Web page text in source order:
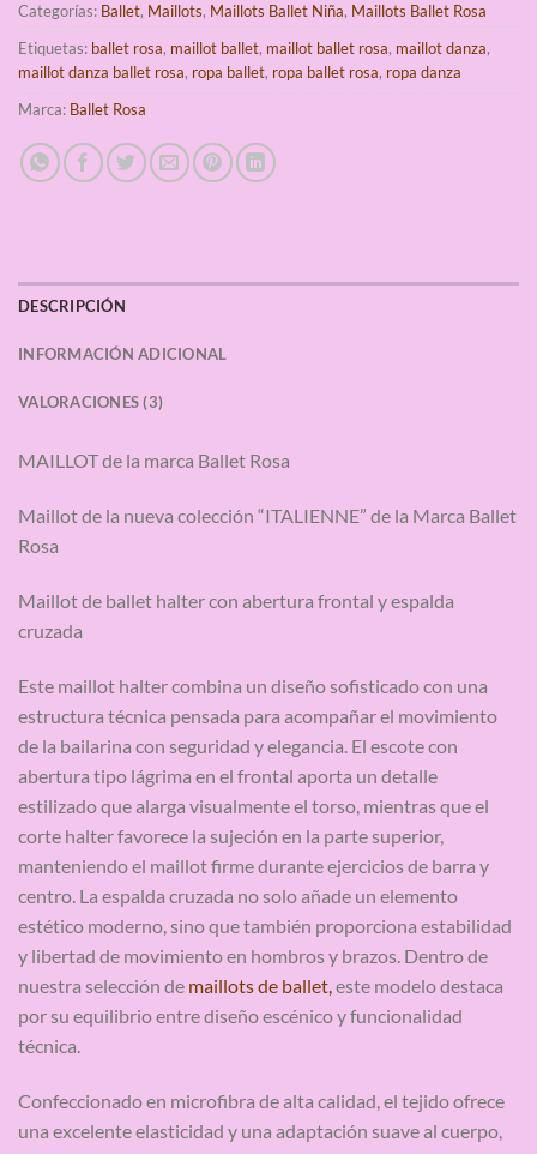
Categorías: Ballet, Maillots, Maillots Ballet Niña, Maillots Ballet Rosa
Etiquetas: ballet rosa, maillot ballet, maillot ballet rosa, maillot danza,
maillot danza ballet rosa, ropa ballet, ropa ballet rosa, ropa danza
Marca: Ballet Rosa
DESCRIPCIÓN
INFORMACIÓN ADICIONAL
VALORACIONES (3)
MAILLOT de la marca Ballet Rosa
Maillot de la nueva colección “ITALIENNE” de la Marca Ballet
Rosa
Maillot de ballet halter con abertura frontal y espalda
cruzada
Este maillot halter combina un diseño sofisticado con una
estructura técnica pensada para acompañar el movimiento
de la bailarina con seguridad y elegancia. El escote con
abertura tipo lágrima en el frontal aporta un detalle
estilizado que alarga visualmente el torso, mientras que el
corte halter favorece la sujeción en la parte superior,
manteniendo el maillot firme durante ejercicios de barra y
centro. La espalda cruzada no solo añade un elemento
estético moderno, sino que también proporciona estabilidad
y libertad de movimiento en hombros y brazos. Dentro de
nuestra selección de maillots de ballet, este modelo destaca
por su equilibrio entre diseño escénico y funcionalidad
técnica.
Confeccionado en microfibra de alta calidad, el tejido ofrece
una excelente elasticidad y una adaptación suave al cuerpo,